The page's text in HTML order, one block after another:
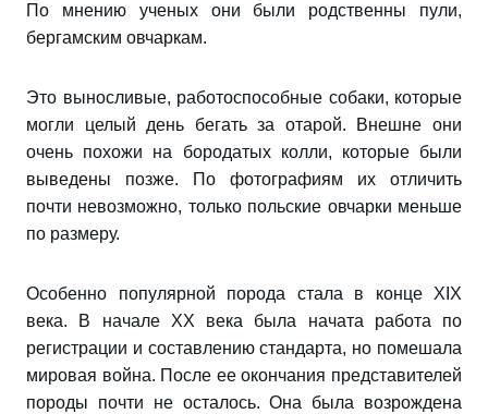
По мнению ученых они были родственны пули,
бергамским овчаркам.
Это выносливые, работоспособные собаки, которые
могли целый день бегать за отарой. Внешне они
очень похожи на бородатых колли, которые были
выведены позже. По фотографиям их отличить
почти невозможно, только польские овчарки меньше
по размеру.
Особенно популярной порода стала в конце XIX
века. В начале XX века была начата работа по
регистрации и составлению стандарта, но помешала
мировая война. После ее окончания представителей
породы почти не осталось. Она была возрождена